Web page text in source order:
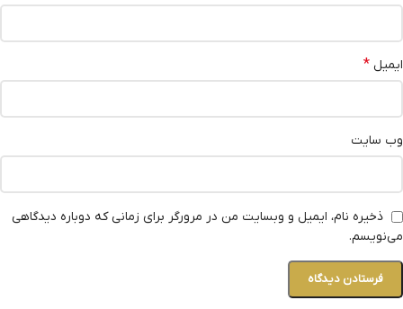
ایمیل *
وب‌ سایت
ذخیره نام، ایمیل و وبسایت من در مرورگر برای زمانی که دوباره دیدگاهی
می‌نویسم.